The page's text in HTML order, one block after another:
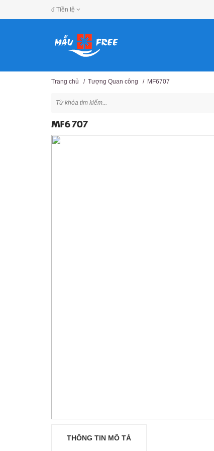
đ Tiền tệ
Trang chủ / Tượng Quan công / MF6707
MF6707
THÔNG TIN MÔ TẢ